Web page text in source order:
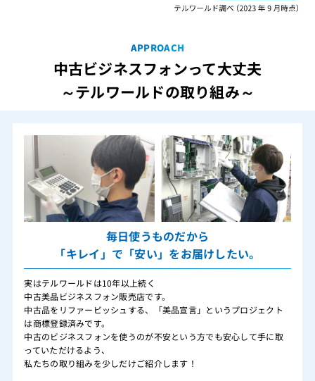
APPROACH
中古ビジネスフォンって大丈夫
～テルワールドの取り組み～
毎日使うものだから
「キレイ」で「安い」をお届けしたい。
実はテルワールドは10年以上続く
中古美品ビジネスフォン販売店です。
中古品をリファービッシュする、「美品宣言」というプロジェクト
は商標登録済みです。
中古のビジネスフォンを使うのが不安という方でも安心して手に取
っていただけるよう、
私たちの取り組みを少しだけご紹介します！